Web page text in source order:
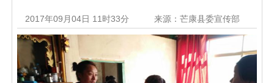
2017年09月04日 11时33分 来源：芒康县委宣传部